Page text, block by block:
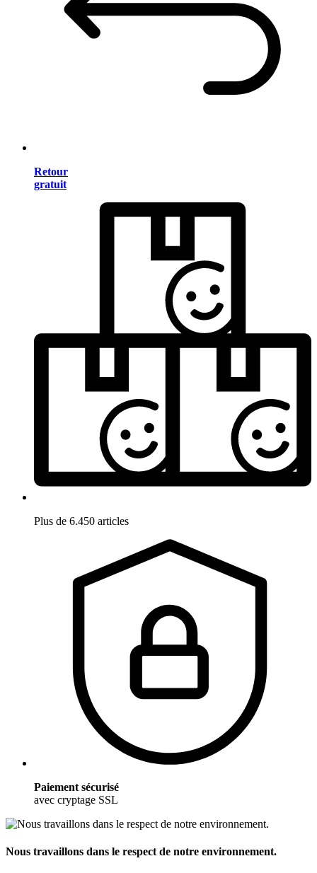
Retour
gratuit
Plus de 6.450 articles
Paiement sécurisé
avec cryptage SSL
Nous travaillons dans le respect de notre environnement.